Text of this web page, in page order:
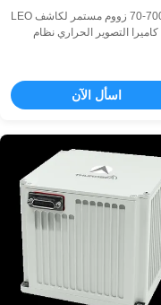
الحراري
70-700mm زووم مستمر لكاشف LEO
التصوير الحراري نظام
عن المسافات الطويلة.يمكن
الحساسية بدقة 640 × 512 صورة
70 ...
اسأل الآن